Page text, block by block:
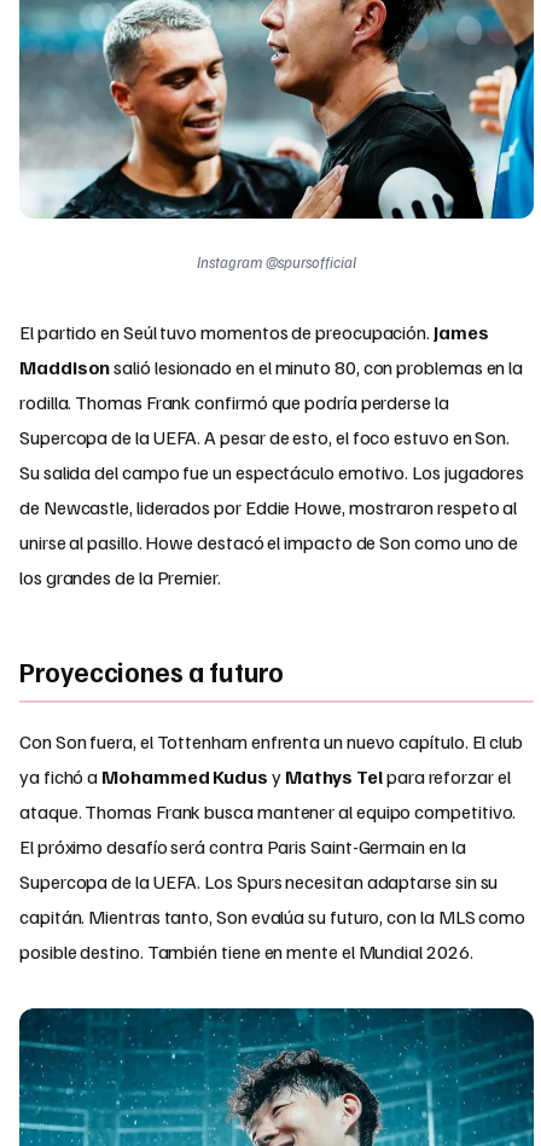
Instagram @spursofficial
El partido en Seúl tuvo momentos de preocupación. James
Maddisonsalió lesionado en el minuto 80, con problemas en la
rodilla. Thomas Frank confirmó que podría perderse la
Supercopa de la UEFA. A pesar de esto, el foco estuvo en Son.
Su salida del campo fue un espectáculo emotivo. Los jugadores
de Newcastle, liderados por Eddie Howe, mostraron respeto al
unirse al pasillo. Howe destacó el impacto de Son como uno de
los grandes de la Premier.
Proyecciones a futuro
Con Son fuera, el Tottenham enfrenta un nuevo capítulo. El club
ya fichó a Mohammed Kudus y Mathys Telpara reforzar el
ataque. Thomas Frank busca mantener al equipo competitivo.
El próximo desafío será contra Paris Saint-Germain en la
Supercopa de la UEFA. Los Spurs necesitan adaptarse sin su
capitán. Mientras tanto, Son evalúa su futuro, con la MLS como
posible destino. También tiene en mente el Mundial 2026.